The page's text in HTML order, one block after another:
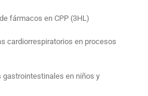
fármacos en CPP (3HL)
cardiorrespiratorios en procesos
gastrointestinales en niños y